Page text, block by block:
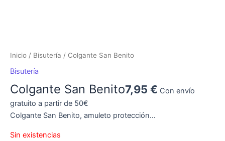
Inicio / Bisutería / Colgante San Benito
Bisutería
Colgante San Benito7,95 € Con envío
gratuito a partir de 50€
Colgante San Benito, amuleto protección…
Sin existencias